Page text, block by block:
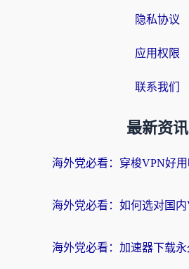
隐私协议
应用权限
联系我们
最新资讯